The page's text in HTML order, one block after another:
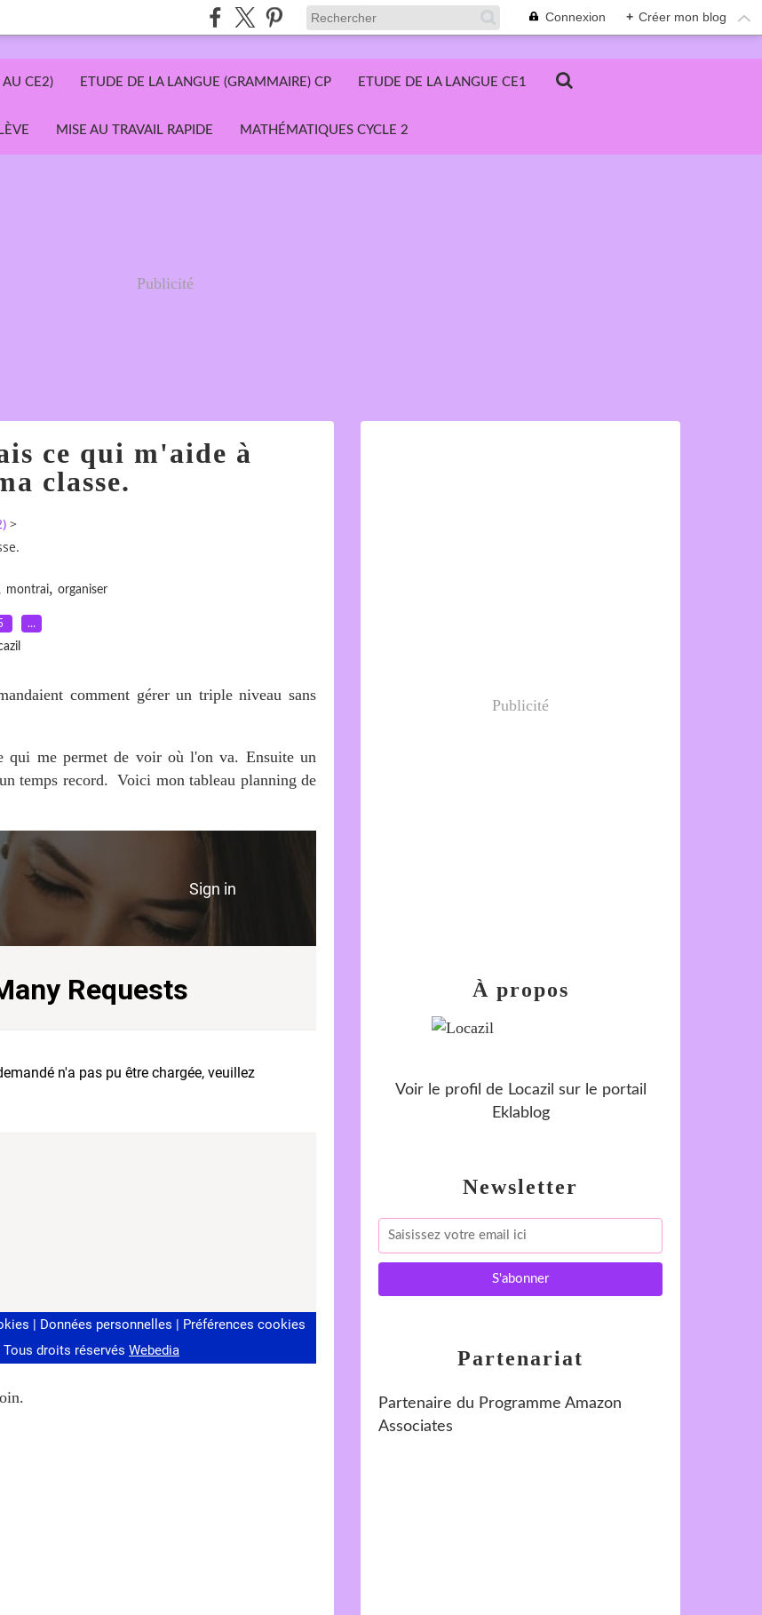
Connexion + Créer mon blog
AU CE2) ETUDE DE LA LANGUE (GRAMMAIRE) CP ETUDE DE LA LANGUE CE1
MISE AU TRAVAIL RAPIDE MATHÉMATIQUES CYCLE 2
Publicité
ce qui m'aide à
classe.
>
montrai, organiser
…
comment gérer un triple niveau sans
qui me permet de voir où l'on va. Ensuite un
temps record. Voici mon tableau planning de
Newsletter
Publicité
À propos
Voir le profil de Locazil sur le portail
Eklablog
Partenariat
Partenaire du Programme Amazon
Associates